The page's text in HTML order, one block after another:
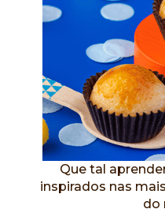
Que tal
inspirados nas
do